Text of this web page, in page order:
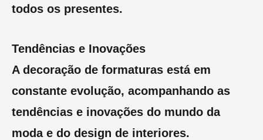
todos os presentes.
Tendências e Inovações
A decoração de formaturas está em
constante evolução, acompanhando as
tendências e inovações do mundo da
moda e do design de interiores.